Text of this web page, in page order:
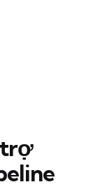
trợ